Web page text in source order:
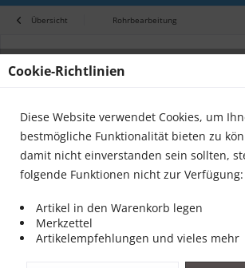
Übersicht Rohrbearbeitung
Cookie-Richtlinien
Diese Website verwendet Cookies, um
bestmögliche Funktionalität bieten zu
damit nicht einverstanden sein sollten,
folgende Funktionen nicht zur Verfügung:
Artikel in den Warenkorb legen
Merkzettel
Artikelempfehlungen und vieles mehr